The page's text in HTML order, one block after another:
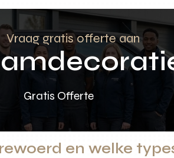
Vraag gratis offerte aan
Gratis Offerte
en welke